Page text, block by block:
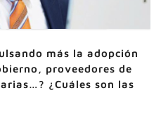
más la adopción
proveedores de
¿Cuáles son las